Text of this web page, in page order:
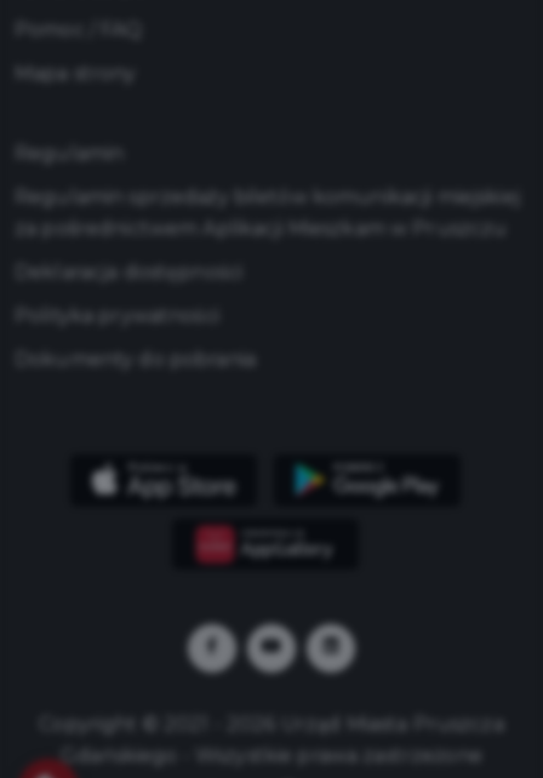
Mapa strony
Regulamin
Regulamin sprzedaży biletów komunikacji miejskiej
za pośrednictwem Aplikacji Mieszkam w Pruszczu
Deklaracja dostępności
Polityka prywatności
Dokumenty do pobrania
Copyright © 2021 - 2026 Urząd Miasta Pruszcza
Gdańskiego - Wszystkie prawa zastrzeżone